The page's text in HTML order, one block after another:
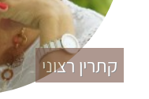
קתרין רצוני